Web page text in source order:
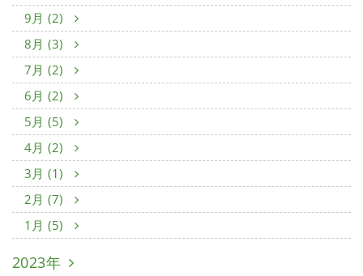
9月 (2)
8月 (3)
7月 (2)
6月 (2)
5月 (5)
4月 (2)
3月 (1)
2月 (7)
1月 (5)
2023年